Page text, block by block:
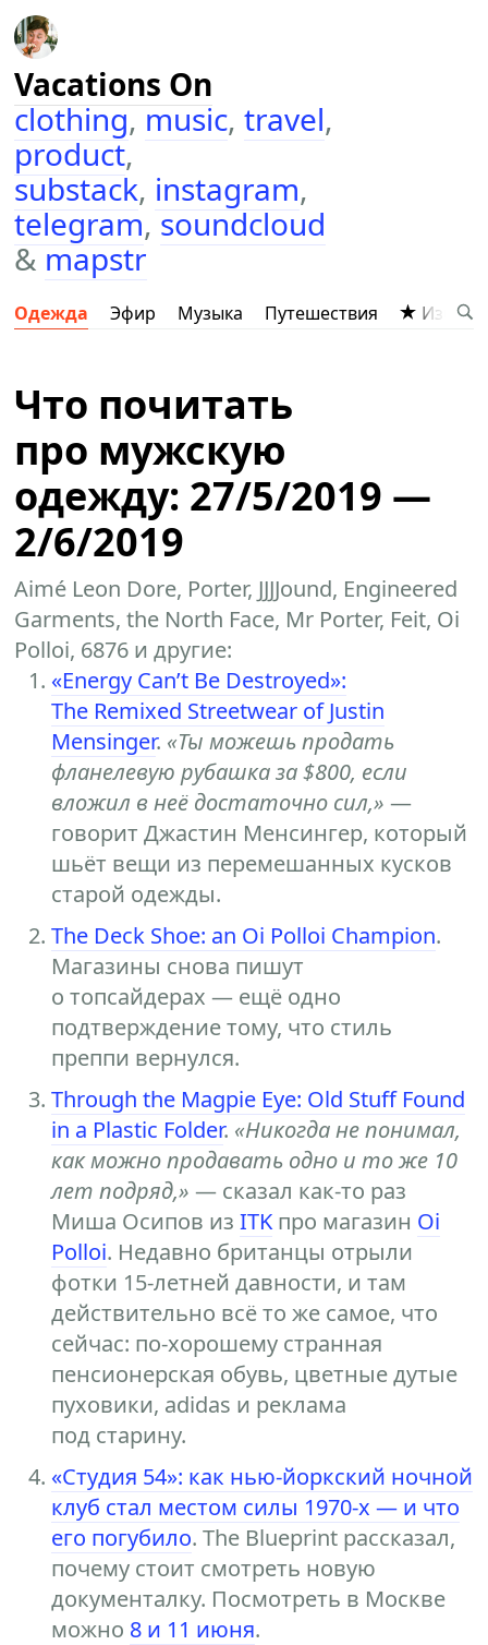
Vacations On
clothing,music,travel,
product,
substack, instagram,
telegram,soundcloud
&mapstr
Одежда Эфир Музыка Путешествия
Что почитать
про мужскую
одежду: 27/5/2019 —
2/6/2019
Aimé Leon Dore, Porter, JJJJound, Engineered
Garments, the North Face, Mr Porter, Feit, Oi
Polloi, 6876 и другие:
«Energy Can’t Be Destroyed»:
The Remixed Streetwear of Justin
Mensinger. «Ты можешь продать
фланелевую рубашка за $800, если
вложил в неё достаточно сил,» —
говорит Джастин Менсингер, который
шьёт вещи из перемешанных кусков
старой одежды.
The Deck Shoe: an Oi Polloi Champion.
Магазины снова пишут
о топсайдерах — ещё одно
подтверждение тому, что стиль
преппи вернулся.
Through the Magpie Eye: Old Stuff Found
in a Plastic Folder. «Никогда не понимал,
как можно продавать одно и то же 10
лет подряд,» — сказал как-то раз
Миша Осипов изITK про магазин Oi
Polloi. Недавно британцы отрыли
фотки 15-летней давности, и там
действительно всё то же самое, что
сейчас: по-хорошему странная
пенсионерская обувь, цветные дутые
пуховики, adidas и реклама
под старину.
«Студия 54»: как нью-йоркский ночной
клуб стал местом силы 1970-х — и что
его погубило. The Blueprint рассказал,
почему стоит смотреть новую
документалку. Посмотреть в Москве
можно 8 и 11 июня.